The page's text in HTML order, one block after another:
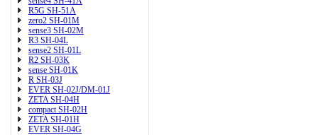
R5G SH-51A
zero2 SH-01M
sense3 SH-02M
R3 SH-04L
sense2 SH-01L
R2 SH-03K
sense SH-01K
R SH-03J
EVER SH-02J/DM-01J
ZETA SH-04H
compact SH-02H
ZETA SH-01H
EVER SH-04G